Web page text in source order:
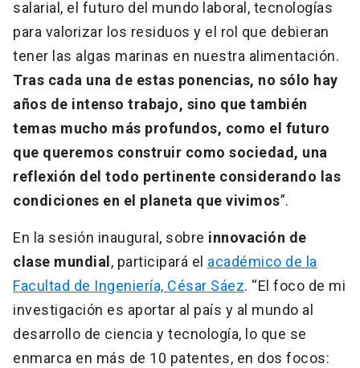
salarial, el futuro del mundo laboral, tecnologías
para valorizar los residuos y el rol que debieran
tener las algas marinas en nuestra alimentación.
Tras cada una de estas ponencias, no sólo hay
años de intenso trabajo, sino que también
temas mucho más profundos, como el futuro
que queremos construir como sociedad, una
reflexión del todo pertinente considerando las
condiciones en el planeta que vivimos”.
En la sesión inaugural, sobre innovación de
clase mundial , participará el académico de la
Facultad de Ingeniería, César Sáez. “El foco de mi
investigación es aportar al país y al mundo al
desarrollo de ciencia y tecnología, lo que se
enmarca en más de 10 patentes, en dos focos: